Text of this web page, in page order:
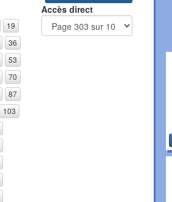
19
36
53
70
87
103
Accès direct